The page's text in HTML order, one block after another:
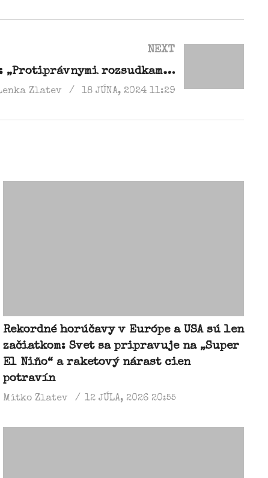
NEXT
JUDr. Štefan Harabin: „Protiprávnymi rozsudkami a aroganciou moci Brusel nikoho nezastraší“
Zlatev 18 JÚNA, 2024 11:29
Rekordné horúčavy v Európe a USA sú len
začiatkom: Svet sa pripravuje na „Super
El Niño“ a raketový nárast cien
potravín​
Mitko Zlatev 12 JÚLA, 2026 20:55